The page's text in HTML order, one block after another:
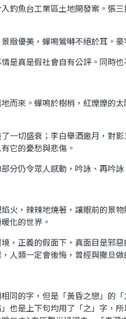
釣魚台工業區土地開發案。張
緻優美，蟬鳴鶯囀不絕於耳。
是真是假社會自有公評。同時
而來。蟬鳴於樹梢，紅爍爍的
一切盛衰；李白舉酒邀月，對影
它的憂愁與悲傷。
分仍令眾人感動，吟詠、再吟詠
焰火，辣辣地燒著，讓眼前的景物
化的世界。
， 正義的假面下， 真面目是邪
人類一定會後悔，曾經與撒旦做
同的字，但是「黃昏之戀」的
也是上下句均用了「之」字